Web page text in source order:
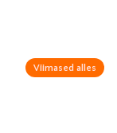
Viimased alles